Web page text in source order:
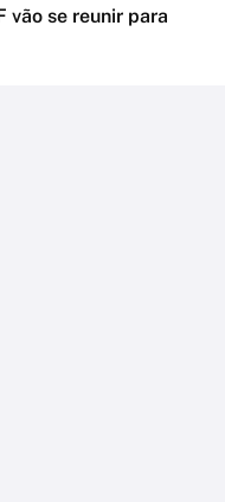
vão se reunir para